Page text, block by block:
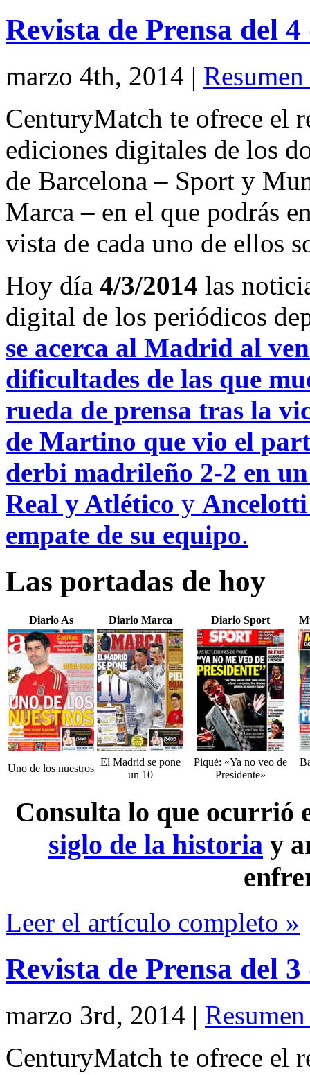
Revista de Prensa del
marzo 4th, 2014 |
CenturyMatch te ofrece el
ediciones digitales de los
de Barcelona – Sport y
Marca – en el que podrás
vista de cada uno de ellos
Hoy día 4/3/2014 las
digital de los periódicos
se acerca al Madrid al
dificultades de las que
rueda de prensa tras la
de Martino que vio el
derbi madrileño 2-2 en
Real y Atlético y Ancelotti
empate de su equipo.
Las portadas de hoy
Diario As Diario Marca Diario Sport
Uno de los nuestros
El Madrid se pone
un 10
Piqué: «Ya no veo de
Presidente»
Consulta lo que ocurrió
siglo de la historia y
Leer el artículo completo »
Revista de Prensa del
marzo 3rd, 2014 |
CenturyMatch te ofrece el